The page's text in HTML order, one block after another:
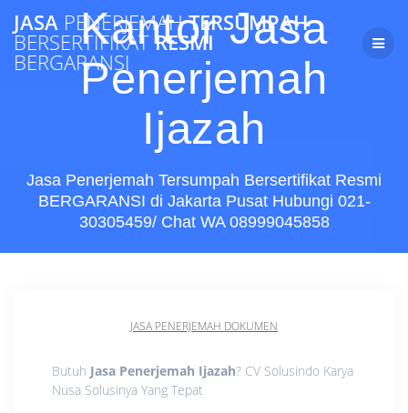
to
content
JASA PENERJEMAHTERSUMPAH
BERSERTIFIKATRESMI
BERGARANSI
Kantor Jasa
Penerjemah
Ijazah
Jasa Penerjemah Tersumpah Bersertifikat Resmi
BERGARANSI di Jakarta Pusat Hubungi 021-
30305459/ Chat WA 08999045858
JASA PENERJEMAH DOKUMEN
Butuh Jasa Penerjemah Ijazah? CV Solusindo Karya
Nusa Solusinya Yang Tepat